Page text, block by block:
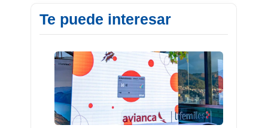
Te puede interesar